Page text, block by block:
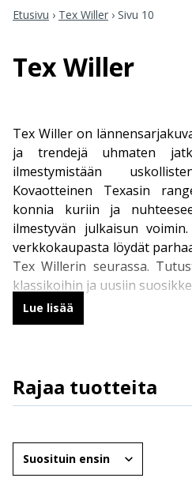
Etusivu › Tex Willer › Sivu 10
Tex Willer
Tex Willer on
ja trendejä uhmaten
ilmestymistään
Kovaotteinen Texasin
konnia kuriin ja
ilmestyvän julkaisun
verkkokaupasta löydät
Tex Willerin seurassa.
klassikoihin ja uusiin
Tex Willer – Villin
ilmestyy 16 kertaa
mustavalkoista
sarjakuvan
julkaistaan 12 numeroa
vuosikertaa täydennetään
Lue lisää
Rajaa tuotteita
Osasto
Ikäryhmät
Järjestä